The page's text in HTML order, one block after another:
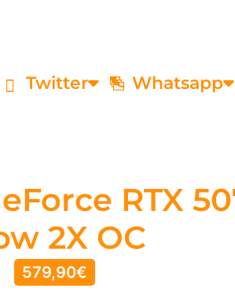
Twitter Whatsapp
RTX
2X OC
579,90€